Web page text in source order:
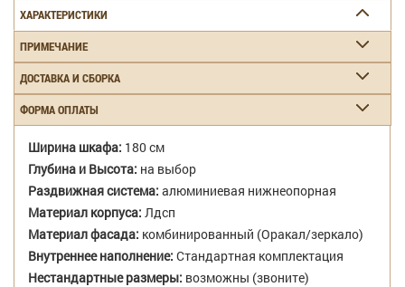
ХАРАКТЕРИСТИКИ
ПРИМЕЧАНИЕ
ДОСТАВКА И СБОРКА
ФОРМА ОПЛАТЫ
Ширина шкафа: 180 см
Глубина и Высота: на выбор
Раздвижная система: алюминиевая нижнеопорная
Материал корпуса: Лдсп
Материал фасада: комбинированный (Оракал/зеркало)
Внутреннее наполнение: Стандартная комплектация
Нестандартные размеры: возможны (звоните)